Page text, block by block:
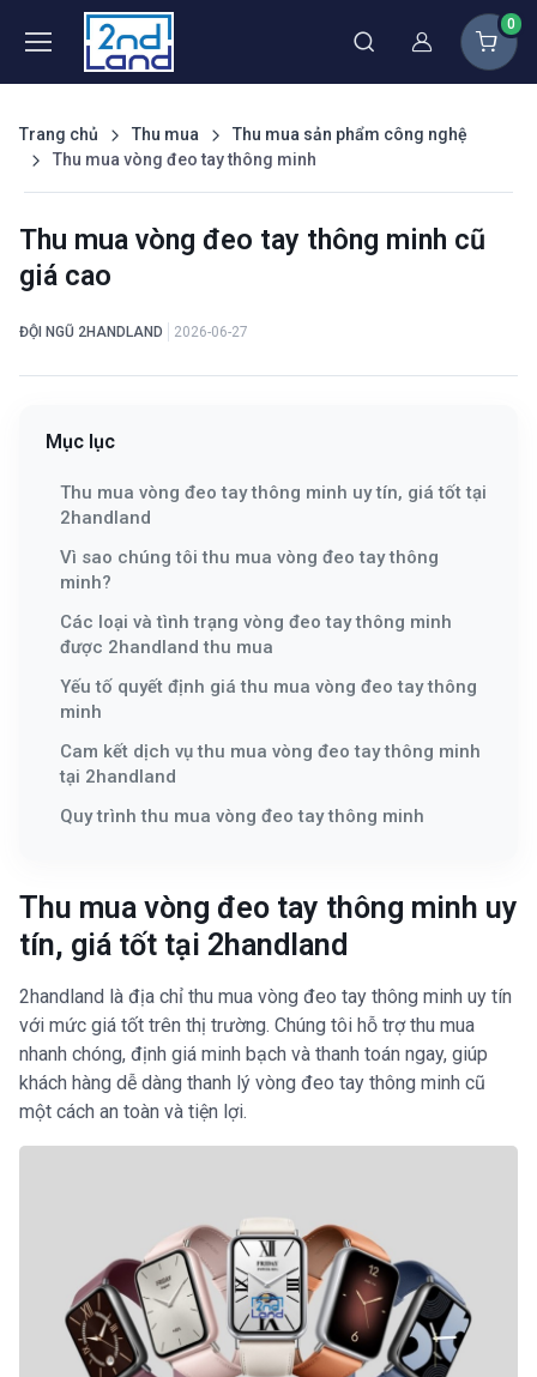
Thành viên
0
Trang chủ Thu mua
Thu mua sản phẩm công nghệ
Thu mua vòng đeo tay thông minh
Thu mua vòng đeo tay thông minh cũ
giá cao
ĐỘI NGŨ 2HANDLAND 2026-06-27
Mục lục
Thu mua vòng đeo tay thông minh uy tín, giá tốt tại
2handland
Vì sao chúng tôi thu mua vòng đeo tay thông
minh?
Các loại và tình trạng vòng đeo tay thông minh
được 2handland thu mua
Yếu tố quyết định giá thu mua vòng đeo tay thông
minh
Cam kết dịch vụ thu mua vòng đeo tay thông minh
tại 2handland
Quy trình thu mua vòng đeo tay thông minh
Thu mua vòng đeo tay thông minh uy
tín, giá tốt tại 2handland
2handland là địa chỉ thu mua vòng đeo tay thông minh uy tín
với mức giá tốt trên thị trường. Chúng tôi hỗ trợ thu mua
nhanh chóng, định giá minh bạch và thanh toán ngay, giúp
khách hàng dễ dàng thanh lý vòng đeo tay thông minh cũ
một cách an toàn và tiện lợi.